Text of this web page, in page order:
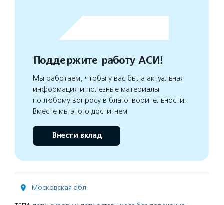
Поддержите работу АСИ!
Мы работаем, чтобы у вас была актуальная
информация и полезные материалы
по любому вопросу в благотворительности.
Вместе мы этого достигнем
Внести вклад
Московская обл.